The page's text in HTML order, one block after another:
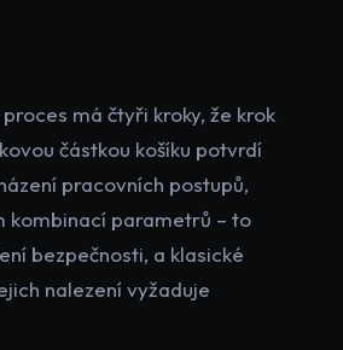
má čtyři kroky, že krok
částkou košíku potvrdí
pracovních postupů,
kombinací parametrů – to
bezpečnosti, a klasické
nalezení vyžaduje